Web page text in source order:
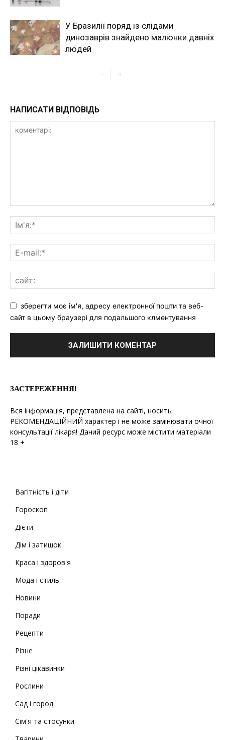
У Бразилії поряд із слідами
динозаврів знайдено малюнки давніх
людей
НАПИСАТИ ВІДПОВІДЬ
зберегти моє ім'я, адресу електронної пошти та веб-
сайт в цьому браузері для подальшого клментування
ЗАСТЕРЕЖЕННЯ!
Вся інформація, представлена на сайті, носить
РЕКОМЕНДАЦІЙНИЙ характер і не може замінювати очної
консультації лікаря! Даний ресурс може містити матеріали
18 +
Вагітність і діти
Гороскоп
Дієти
Дім і затишок
Краса і здоров'я
Мода і стиль
Новини
Поради
Рецепти
Різне
Різні цікавинки
Рослини
Сад і город
Сім'я та стосунки